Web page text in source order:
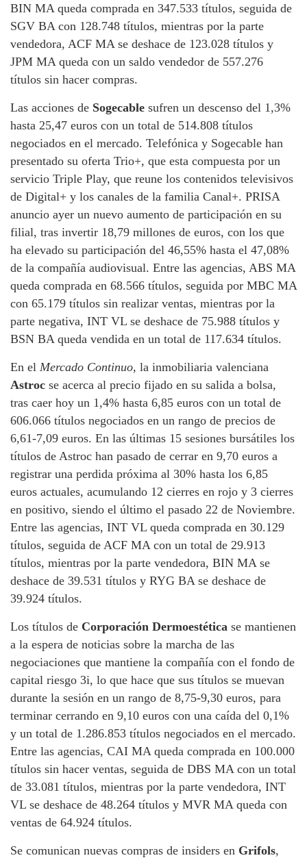
BIN MA queda comprada en 347.533 títulos, seguida de
SGV BA con 128.748 títulos, mientras por la parte
vendedora, ACF MA se deshace de 123.028 títulos y
JPM MA queda con un saldo vendedor de 557.276
títulos sin hacer compras.
Las acciones de Sogecable sufren un descenso del 1,3%
hasta 25,47 euros con un total de 514.808 títulos
negociados en el mercado. Telefónica y Sogecable han
presentado su oferta Trio+, que esta compuesta por un
servicio Triple Play, que reune los contenidos televisivos
de Digital+ y los canales de la familia Canal+. PRISA
anuncio ayer un nuevo aumento de participación en su
filial, tras invertir 18,79 millones de euros, con los que
ha elevado su participación del 46,55% hasta el 47,08%
de la compañía audiovisual. Entre las agencias, ABS MA
queda comprada en 68.566 títulos, seguida por MBC MA
con 65.179 títulos sin realizar ventas, mientras por la
parte negativa, INT VL se deshace de 75.988 títulos y
BSN BA queda vendida en un total de 117.634 títulos.
En el Mercado Continuo, la inmobiliaria valenciana
Astroc se acerca al precio fijado en su salida a bolsa,
tras caer hoy un 1,4% hasta 6,85 euros con un total de
606.066 títulos negociados en un rango de precios de
6,61-7,09 euros. En las últimas 15 sesiones bursátiles los
títulos de Astroc han pasado de cerrar en 9,70 euros a
registrar una perdida próxima al 30% hasta los 6,85
euros actuales, acumulando 12 cierres en rojo y 3 cierres
en positivo, siendo el último el pasado 22 de Noviembre.
Entre las agencias, INT VL queda comprada en 30.129
títulos, seguida de ACF MA con un total de 29.913
títulos, mientras por la parte vendedora, BIN MA se
deshace de 39.531 títulos y RYG BA se deshace de
39.924 títulos.
Los títulos de Corporación Dermoestética se mantienen
a la espera de noticias sobre la marcha de las
negociaciones que mantiene la compañía con el fondo de
capital riesgo 3i, lo que hace que sus títulos se muevan
durante la sesión en un rango de 8,75-9,30 euros, para
terminar cerrando en 9,10 euros con una caída del 0,1%
y un total de 1.286.853 títulos negociados en el mercado.
Entre las agencias, CAI MA queda comprada en 100.000
títulos sin hacer ventas, seguida de DBS MA con un total
de 33.081 títulos, mientras por la parte vendedora, INT
VL se deshace de 48.264 títulos y MVR MA queda con
ventas de 64.924 títulos.
Se comunican nuevas compras de insiders en Grifols,